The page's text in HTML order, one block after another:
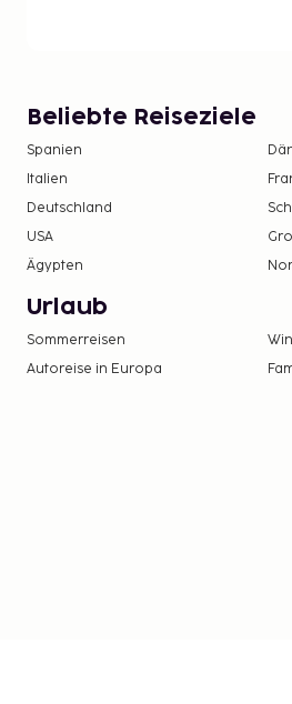
Beliebte Reiseziele
Spanien
Italien
Deutschland
USA
Ägypten
Urlaub
Sommerreisen
Autoreise in Europa